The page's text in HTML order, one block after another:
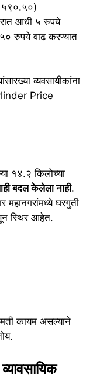
आधी ५ रुपये
रुपये वाढ करण्यात
व्यवसायीकांना
Price
१४.२ किलोच्या
बदल केलेला नाही.
महानगरांमध्ये घरगुती
स्थिर आहेत.
कायम असल्याने